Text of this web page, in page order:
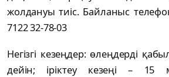
жолдануы тиіс. Байланыс
7122 32-78-03
Негізгі кезеңдер: өлеңдерді
дейін; іріктеу кезеңі – 15